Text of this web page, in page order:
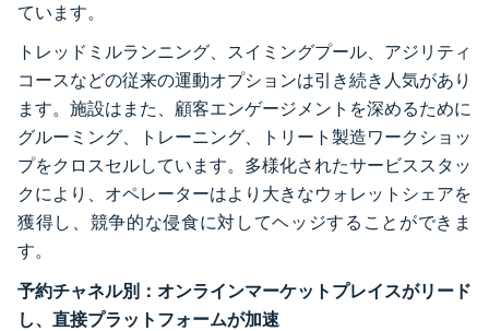
ています。
トレッドミルランニング、スイミングプール、アジリティ
コースなどの従来の運動オプションは引き続き人気があり
ます。施設はまた、顧客エンゲージメントを深めるために
グルーミング、トレーニング、トリート製造ワークショッ
プをクロスセルしています。多様化されたサービススタッ
クにより、オペレーターはより大きなウォレットシェアを
獲得し、競争的な侵食に対してヘッジすることができま
す。
予約チャネル別：オンラインマーケットプレイスがリード
し、直接プラットフォームが加速